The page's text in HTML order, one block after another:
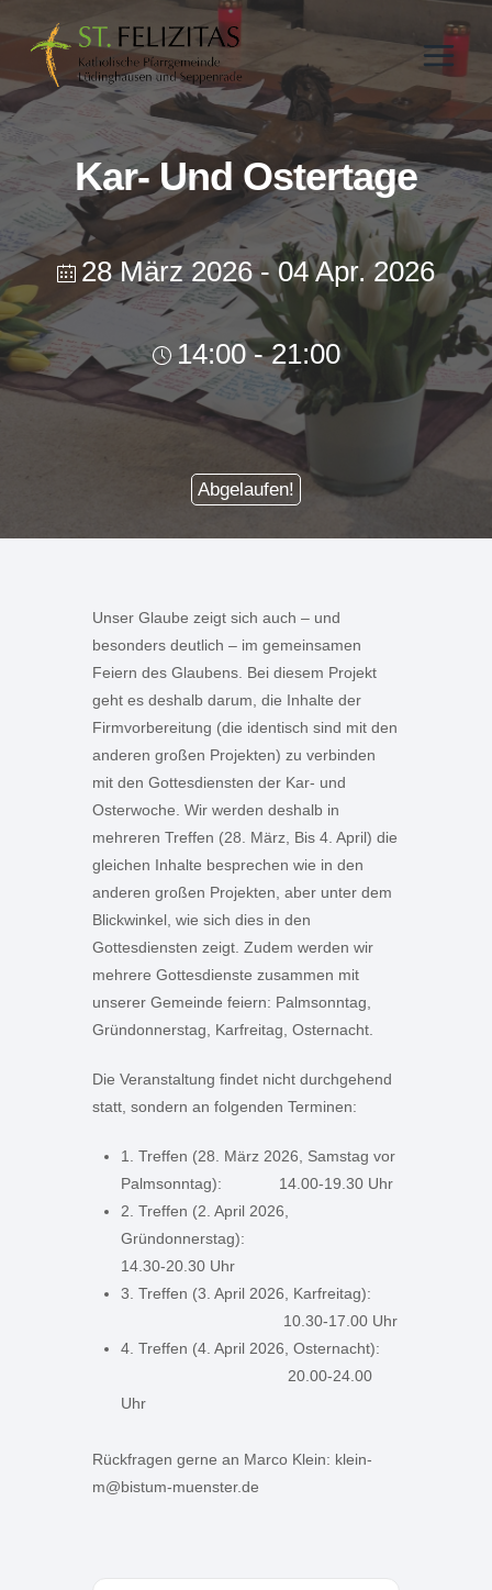
Inhalt
springen
Kar- Und Ostertage
28 März 2026- 04 Apr. 2026
Abgelaufen!
14:00 - 21:00
Unser Glaube zeigt sich auch – und
besonders deutlich – im gemeinsamen
Feiern des Glaubens. Bei diesem Projekt
geht es deshalb darum, die Inhalte der
Firmvorbereitung (die identisch sind mit den
anderen großen Projekten) zu verbinden
mit den Gottesdiensten der Kar- und
Osterwoche. Wir werden deshalb in
mehreren Treffen (28. März, Bis 4. April) die
gleichen Inhalte besprechen wie in den
anderen großen Projekten, aber unter dem
Blickwinkel, wie sich dies in den
Gottesdiensten zeigt. Zudem werden wir
mehrere Gottesdienste zusammen mit
unserer Gemeinde feiern: Palmsonntag,
Gründonnerstag, Karfreitag, Osternacht.
Die Veranstaltung findet nicht durchgehend
statt, sondern an folgenden Terminen:
1. Treffen (28. März 2026, Samstag vor
Palmsonntag): 14.00-19.30 Uhr
2. Treffen (2. April 2026,
Gründonnerstag):
14.30-20.30 Uhr
3. Treffen (3. April 2026, Karfreitag):
10.30-17.00 Uhr
4. Treffen (4. April 2026, Osternacht):
20.00-24.00
Uhr
Rückfragen gerne an Marco Klein: klein-
m@bistum-muenster.de